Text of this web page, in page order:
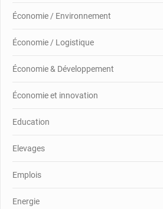
Économie / Environnement
Économie / Logistique
Économie & Développement
Économie et innovation
Education
Elevages
Emplois
Energie